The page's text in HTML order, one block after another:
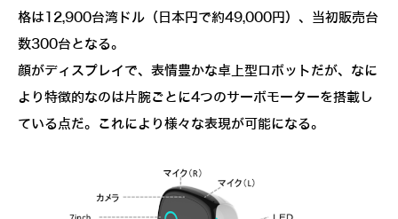
格は12,900台湾ドル（日本円で約49,000円）、当初販売台
数300台となる。
顔がディスプレイで、表情豊かな卓上型ロボットだが、なに
より特徴的なのは片腕ごとに4つのサーボモーターを搭載し
ている点だ。これにより様々な表現が可能になる。